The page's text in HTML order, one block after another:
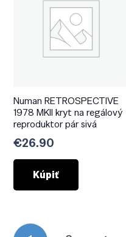
Numan RETROSPECTIVE
1978 MKII kryt na regálový
reproduktor pár sivá
€26.90
Kúpiť
Stránkovanie